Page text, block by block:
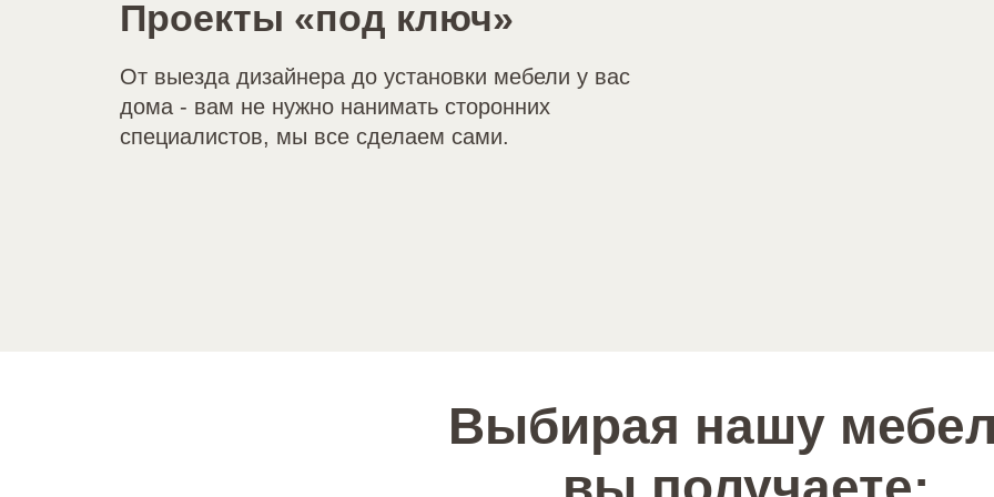
Проекты «под ключ»
От выезда дизайнера до установки мебели у вас
дома - вам не нужно нанимать сторонних
специалистов, мы все сделаем сами.
Выбирая нашу